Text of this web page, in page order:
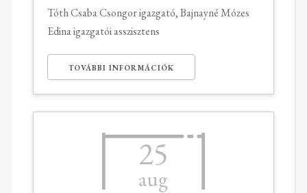
Tóth Csaba Csongor igazgató, Bajnayné Mózes
Edina igazgatói asszisztens
TOVÁBBI INFORMÁCIÓK
25
aug